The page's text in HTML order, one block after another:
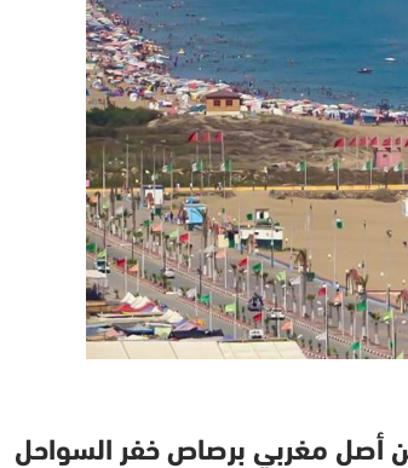
أصل مغربي برصاص خفر السواحل